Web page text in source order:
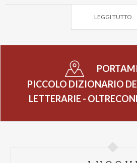
Ha tradotto autori come
Orwell, Joseph Conrad, Francis
Bennett, John Niven e tanti
testate e insegna alla scuola di
Da anni cura letture sceniche e
moderni.
LEGGI TUTTO
PICCOLO DIZIONARIO
LETTERARIE -